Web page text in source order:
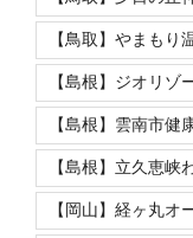
【鳥取】やまもり
【島根】ジオリゾ
【島根】雲南市健
【島根】立久恵峡
【岡山】経ヶ丸オ